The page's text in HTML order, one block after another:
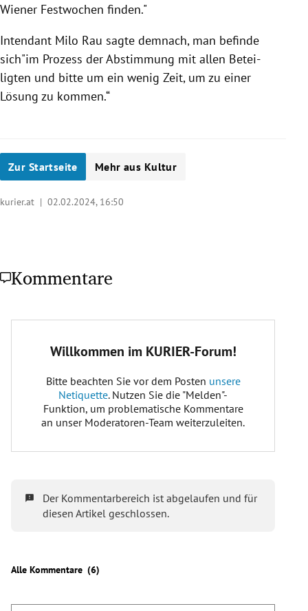
Wiener Fest­wo­chen finden."
Intendant Milo Rau sagte demnach, man befinde
sich"im Prozess der Abstim­mung mit allen Betei­
ligten und bitte um ein wenig Zeit, um zu einer
Lösung zu kommen.“
Zur Startseite Mehr aus Kultur
kurier.at | 02.02.2024, 16:50
Kommentare